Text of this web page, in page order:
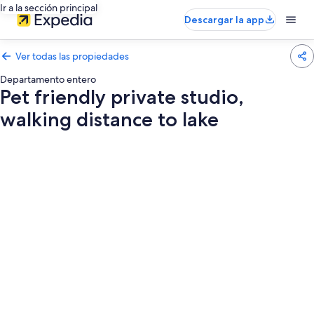
Ir a la sección principal
Descargar la app
Ver todas las propiedades
Departamento entero
Pet friendly private studio,
walking distance to lake